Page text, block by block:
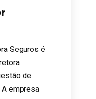
Seguros é
de
empresa